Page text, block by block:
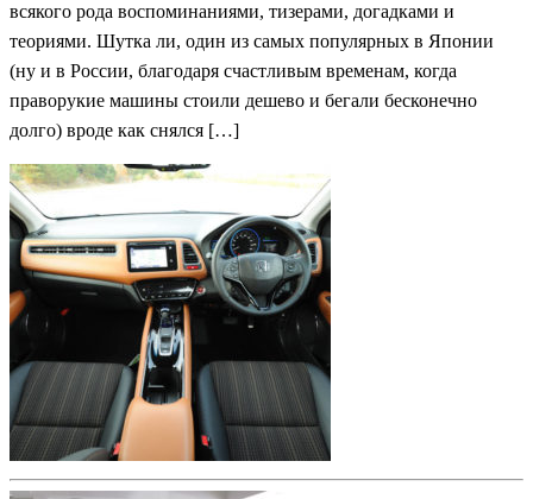
всякого рода воспоминаниями, тизерами, догадками и
теориями. Шутка ли, один из самых популярных в Японии
(ну и в России, благодаря счастливым временам, когда
праворукие машины стоили дешево и бегали бесконечно
долго) вроде как снялся […]